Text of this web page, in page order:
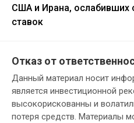
США и Ирана, ослабивших
ставок
Отказ от
Данный материал носит
является инвестиционной
высокорискованны и
потеря средств. Материалы